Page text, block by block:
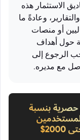
الاستثمار هذه
وعادةً ما
أو منصات
حول أهداف
الرجوع إلى
مع مديره.